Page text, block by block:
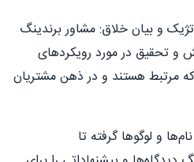
و بیان خلاق: مشاور برندینگ
و تحقیق در مورد رویکردهای
که مرتبط هستند و در ذهن مشتریان
و لوگوها گرفته تا